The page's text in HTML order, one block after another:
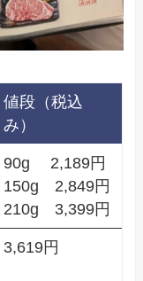
値段（税込
み）
90g 2,189円
150g 2,849円
210g 3,399円
3,619円